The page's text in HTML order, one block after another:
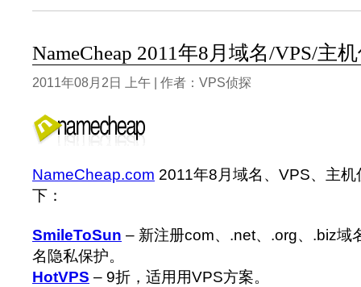
NameCheap 2011年8月域名/VPS/主
2011年08月2日 上午 | 作者：VPS侦探
NameCheap.com 2011年8月域名、VPS、主
下：
SmileToSun – 新注册com、.net、.org、.biz域
名隐私保护。
HotVPS – 9折，适用用VPS方案。